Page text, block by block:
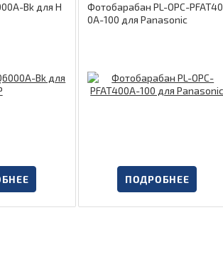
Bk для H
Фотобарабан PL-OPC-PFAT40
0A-100 для Panasonic
ПОДРОБНЕЕ